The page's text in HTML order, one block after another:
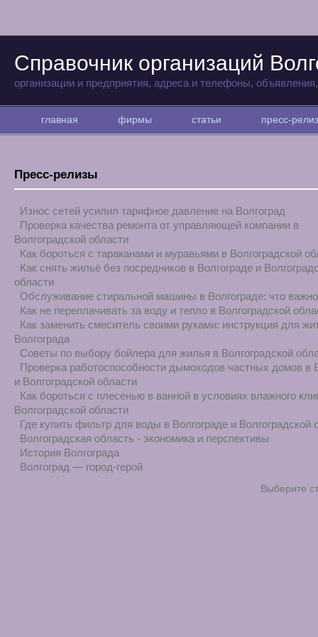
Справочник организаций
организации и предприятия, адреса и телефоны,
главная фирмы статьи пресс-
Пресс-релизы
Износ сетей усилил тарифное давление на Волгоград
Проверка качества ремонта от управляющей компании в
Волгоградской области
Как бороться с тараканами и муравьями в Волгоградской
Как снять жильё без посредников в Волгограде и
области
Обслуживание стиральной машины в Волгограде: что
Как не переплачивать за воду и тепло в Волгоградской
Как заменить смеситель своими руками: инструкция для
Волгограда
Советы по выбору бойлера для жилья в Волгоградской
Проверка работоспособности дымоходов частных домов в
и Волгоградской области
Как бороться с плесенью в ванной в условиях влажного
Волгоградской области
Где купить фильтр для воды в Волгограде и Волгоградской
Волгоградская область - экономика и перспективы
История Волгограда
Волгоград — город-герой
Выберите